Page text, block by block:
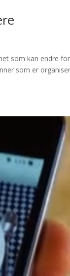
som kan endre
som er